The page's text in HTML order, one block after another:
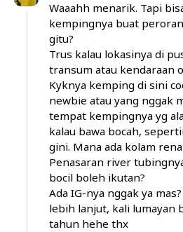
Waaahh menarik. Tapi
kempingnya buat
gitu?
Trus kalau lokasinya di
transum atau kendaraan
Kyknya kemping di sini
newbie atau yang nggak
tempat kempingnya yg
kalau bawa bocah,
gini. Mana ada kolam
Penasaran river
bocil boleh ikutan?
Ada IG-nya nggak ya
lebih lanjut, kali lumayan
tahun hehe thx